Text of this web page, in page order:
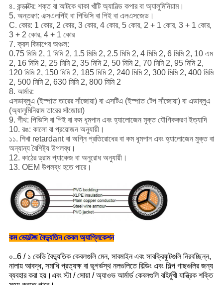
৪. কন্ডাক্টর: শক্ত বা আটকে থাকা খাঁটি অ্যানিল্ড কপার বা অ্যালুমিনিয়াম।
5. অন্তরণ: এক্সএলপিই বা পিভিসি বা পিই বা এলএসজেড।
C. কোর: 1 কোর, 2 কোর, 3 কোর, 4 কোর, 5 কোর, 2 + 1 কোর, 3 + 1 কোর,
3 + 2 কোর, 4 + 1 কোর
7. ক্রস বিভাগের অঞ্চল:
0.75 মিমি 2, 1 মিমি 2, 1.5 মিমি 2, 2.5 মিমি 2, 4 মিমি 2, 6 মিমি 2, 10 এম
2, 16 মিমি 2, 25 মিমি 2, 35 মিমি 2, 50 মিমি 2, 70 মিমি 2, 95 মিমি 2,
120 মিমি 2, 150 মিমি 2, 185 মিমি 2, 240 মিমি 2, 300 মিমি 2, 400 মিমি
2, 500 মিমি 2, 630 মিমি 2, 800 মিমি 2
8. আর্মার:
এসডাব্লুএ (ইস্পাত তারের সাঁজোয়া) বা এসটিএ (ইস্পাত টেপ সাঁজোয়া) বা এডাব্লুএ
(অ্যালুমিনিয়াম তারের সাঁজোয়া)
9. শীথ: পিভিসি বা পিই বা কম ধূমপান এবং হ্যালোজেন মুক্ত যৌগিককরণ ইত্যাদি
10. রঙ: কালো বা প্রয়োজন অনুযায়ী।
১১. শিখা retardant বা অগ্নি প্রতিরোধের বা কম ধূমপান এবং হ্যালোজেন মুক্ত বা
অন্যান্য বৈশিষ্ট্য উপলব্ধ।
12. কাঠের ড্রাম প্যাকেজ বা অনুরোধ অনুযায়ী।
13. OEM উপলব্ধ হতে পারে।
কম ভোল্টেজ বৈদ্যুতিন কেবল অ্যাপ্লিকেশন
০..6 / ১ কেভি বৈদ্যুতিক কেবলগুলি মেন, সাবমাইন এবং সাবক্রিফুটগুলি নিরবচ্ছিন্ন,
নালায় আবদ্ধ, সমাধি প্রত্যক্ষ বা ভূগর্ভস্থ নলগুলিতে বিল্ডিং এবং শিল্প গাছগুলির জন্য
ব্যবহার করা হয়।এবং স্টা / সোয়া / অ্যাওভ আর্মার্ড কেবলগুলি বহির্মুখী যান্ত্রিক শক্তি